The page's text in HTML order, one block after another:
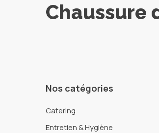
Chaussure
Nos catégories
Catering
Entretien & Hygiène